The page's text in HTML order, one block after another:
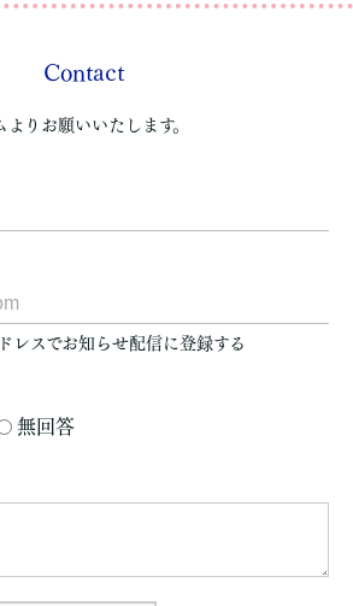
Contact
りお願いいたします。
レスでお知らせ配信に登録する
無回答